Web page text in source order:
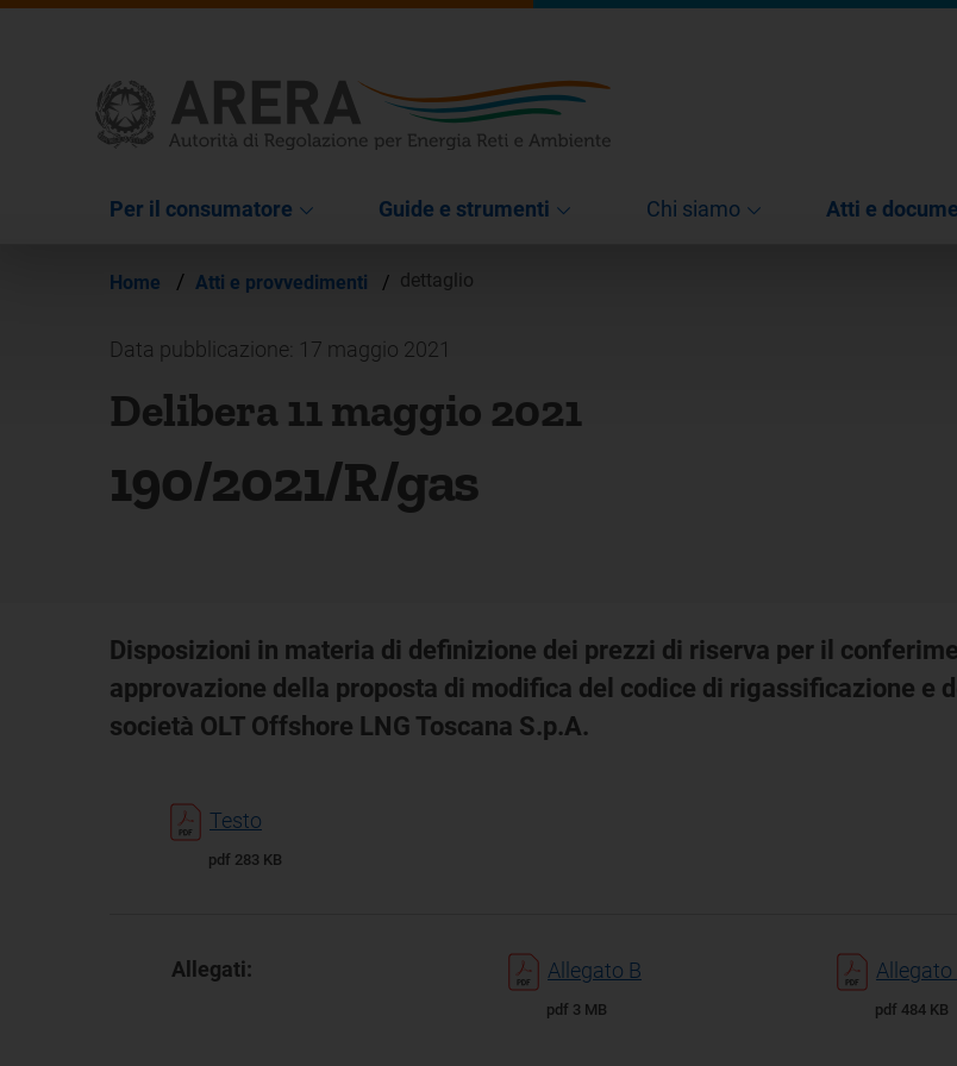
Per il consumatore Guide e strumenti Chi siamo Atti e
Home / Atti e provvedimenti / dettaglio
Data pubblicazione: 17 maggio 2021
Delibera 11 maggio 2021
190/2021/R/gas
Disposizioni in materia di definizione dei prezzi di riserva per il
approvazione della proposta di modifica del codice di rigassificazione
società OLT Offshore LNG Toscana S.p.A.
Testo
pdf 283 KB
Allegati: Allegato B
pdf 3 MB
Allegato
pdf 484 KB